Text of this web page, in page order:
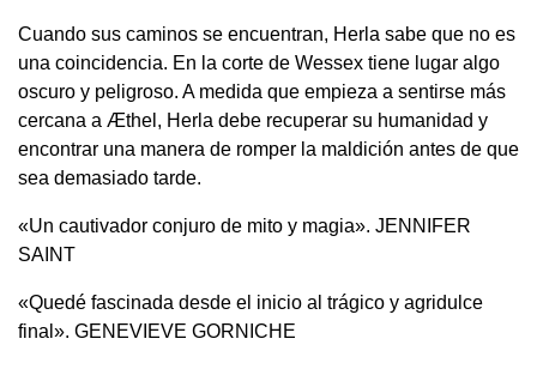
Cuando sus caminos se encuentran, Herla sabe que no es
una coincidencia. En la corte de Wessex tiene lugar algo
oscuro y peligroso. A medida que empieza a sentirse más
cercana a Æthel, Herla debe recuperar su humanidad y
encontrar una manera de romper la maldición antes de que
sea demasiado tarde.
«Un cautivador conjuro de mito y magia». JENNIFER
SAINT
«Quedé fascinada desde el inicio al trágico y agridulce
final». GENEVIEVE GORNICHE